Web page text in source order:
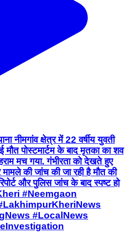
क्षेत्र में 22 वर्षीय युवती
मौत पोस्टमार्टम के बाद मृतका का शव
मच गया. गंभीरता को देखते हुए
की जांच की जा रही है मौत की
और पुलिस जांच के बाद स्पष्ट हो
#Neemgaon
#LocalNews